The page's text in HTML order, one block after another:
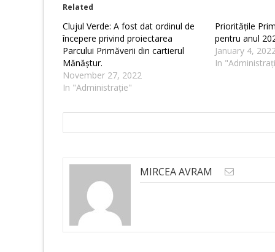
Related
Clujul Verde: A fost dat ordinul de
începere privind proiectarea
Parcului Primăverii din cartierul
Mănăștur.
November 27, 2022
In "Administrație"
Prioritățile
pentru anul
January 4, 2022
In
MIRCEA AVRAM